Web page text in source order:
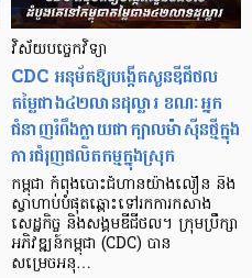
វិស័យបច្ចេកវិទ្យា
CDC អនុម័តឱ្យបង្កើតសួនឌីជីថល
តម្លៃជាង៤២លានដុល្លារ ខណៈអ្នក
ជំនាញរំពឹងក្លាយជាក្បាលម៉ាស៊ីនថ្មីក្នុង
ការជំរុញផលិតកម្មក្នុងស្រុក
កម្ពុជា កំពុងបោះជំហានយ៉ាងលឿន និង
ស្វាហាប់បំផុតឆ្ពោះទៅរកការកសាង
សេដ្ឋកិច្ច និងសង្គមឌីជីថល។ ក្រុមប្រឹក្សា
អភិវឌ្ឍន៍កម្ពុជា (CDC) បាន
សម្រេចអនុ…